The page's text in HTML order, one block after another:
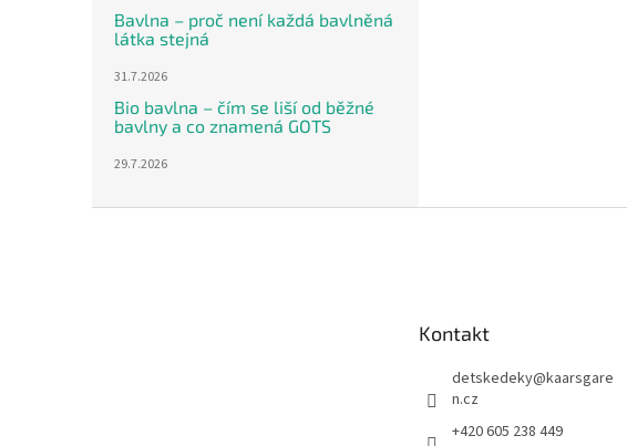
Bavlna – proč není každá bavlněná
látka stejná
31.7.2026
Bio bavlna – čím se liší od běžné
bavlny a co znamená GOTS
29.7.2026
Kontakt
detskedeky@kaarsgare
n.cz
+420 605 238 449